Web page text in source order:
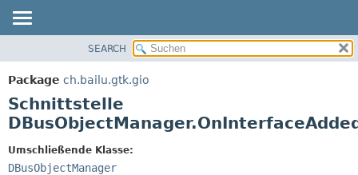
PACKAGE
KLASSE
BAUM
INDEX
SEARCH
Package ch.bailu.gtk.gio
Schnittstelle
Umschließende Klasse:
DBusObjectManager